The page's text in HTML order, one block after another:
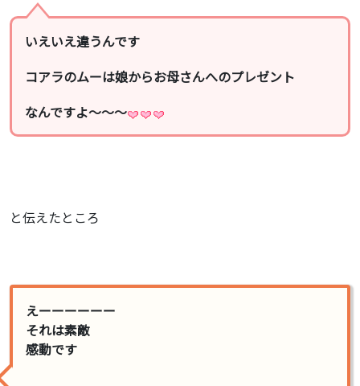
いえいえ違うんです
コアラのムーは娘からお母さんへのプレゼント
なんですよ〜〜〜
と伝えたところ
えーーーーーー
それは素敵
感動です